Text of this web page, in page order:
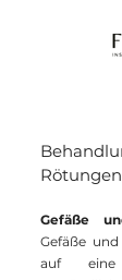
Rötungen
Gefäße
Gefäße
auf eine